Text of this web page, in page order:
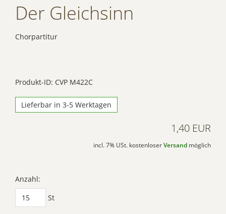
Der Gleichsinn
Chorpartitur
Produkt-ID: CVP M422C
Lieferbar in 3-5 Werktagen
1,40 EUR
incl. 7% USt. kostenloser Versand möglich
Anzahl:
St